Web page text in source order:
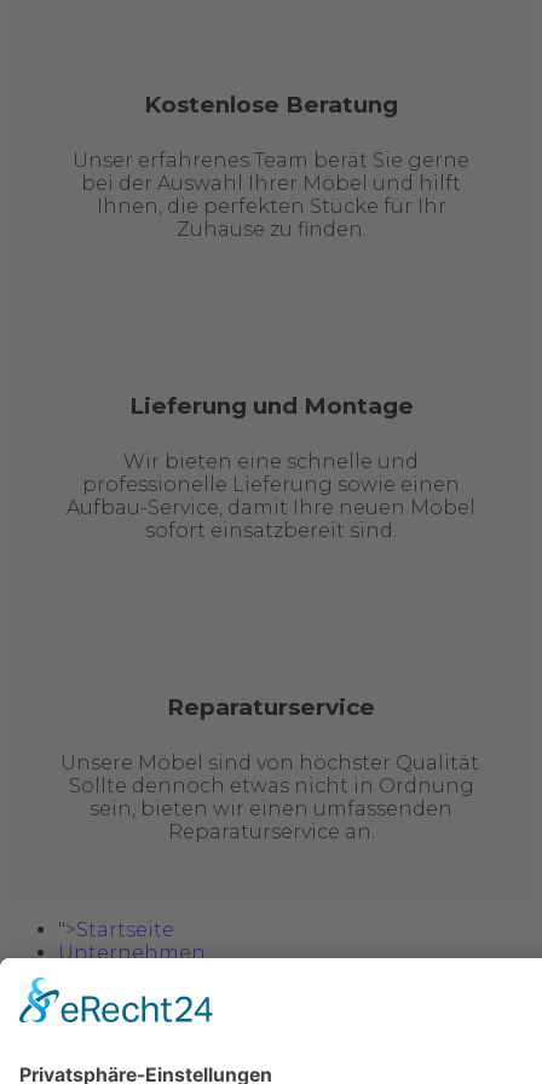
Kostenlose Beratung
Unser erfahrenes Team berät Sie gerne
bei der Auswahl Ihrer Möbel und hilft
Ihnen, die perfekten Stücke für Ihr
Zuhause zu finden.
Lieferung und Montage
Wir bieten eine schnelle und
professionelle Lieferung sowie einen
Aufbau-Service, damit Ihre neuen Möbel
sofort einsatzbereit sind.
Reparaturservice
Unsere Möbel sind von höchster Qualität.
Sollte dennoch etwas nicht in Ordnung
sein, bieten wir einen umfassenden
Reparaturservice an.
">Startseite
Unternehmen
Sitzgarnituren
Wohnzimmer
Schlafzimmer